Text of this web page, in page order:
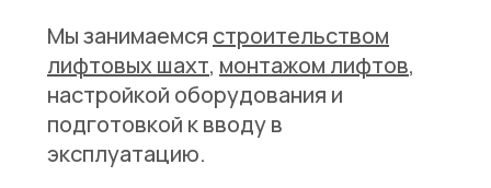
Мы занимаемся строительством
лифтовых шахт, монтажом лифтов,
настройкой оборудования и
подготовкой к вводу в
эксплуатацию.